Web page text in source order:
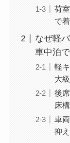
荷
で
なぜ軽
車中泊
軽
大級
後
床
車
抑